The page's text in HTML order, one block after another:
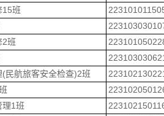
15班
2班
民航旅客安全检查)2班
理1班